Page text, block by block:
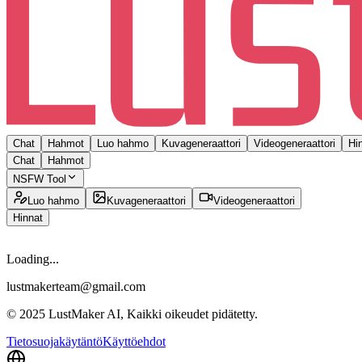
Chat Hahmot Luo hahmo Kuvageneraattori Videogeneraattori
Chat
Hahmot
NSFW Tool
Luo hahmo
Kuvageneraattori
Videogeneraattori
Hinnat
Loading...
lustmakerteam@gmail.com
© 2025 LustMaker AI, Kaikki oikeudet pidätetty.
TietosuojakäytäntöKäyttöehdot